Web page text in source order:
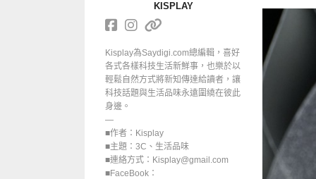
KISPLAY
Kisplay為Saydigi.com總編輯，喜好
各式各樣科技生活新鮮事，也樂於以
輕鬆自然方式將新知傳達給讀者，讓
科技話題與生活品味永遠圍繞在彼此
身邊。
—
■作者：Kisplay
■主題：3C、生活品味
■連絡方式：Kisplay@gmail.com
■FaceBook：